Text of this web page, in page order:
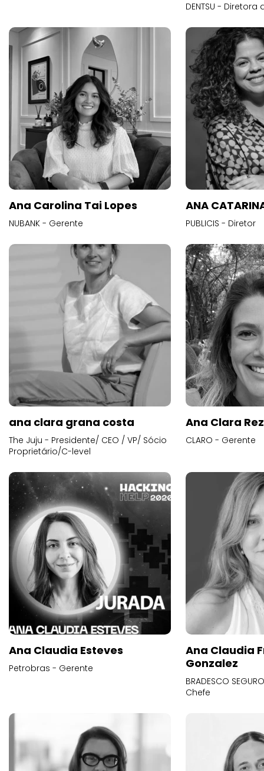
DENTSU -
Ana Carolina Tai Lopes
NUBANK - Gerente
ANA
PUBLICIS - Diretor
ana clara grana costa
The Juju - Presidente/ CEO / VP/ Sócio
Proprietário/C-level
Ana Clara
CLARO - Gerente
Ana Claudia Esteves
Petrobras - Gerente
Ana Claudia
Gonzalez
BRADESCO
Chefe